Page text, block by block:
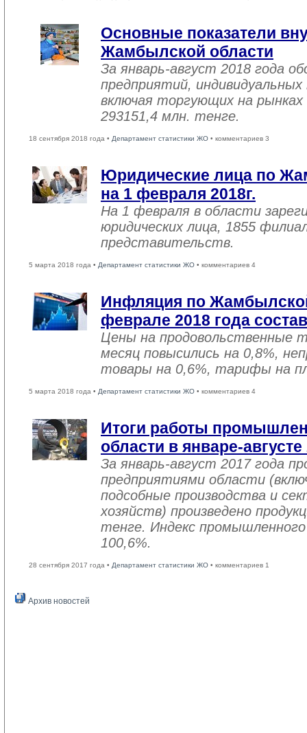
Основные показатели
Жамбылской области
За январь-август 2018 года
предприятий,
включая торгующих на рынках
293151,4 млн. тенге.
18 сентября 2018 года • Департамент статистики ЖО • комментариев 3
Юридические лица по
на 1 февраля 2018г.
На 1 февраля в области
юридических лица, 1855
представительств.
5 марта 2018 года • Департамент статистики ЖО • комментариев 4
Инфляция по
феврале 2018 года
Цены на продовольственные
месяц повысились на 0,8%,
товары на 0,6%, тарифы на
5 марта 2018 года • Департамент статистики ЖО • комментариев 4
Итоги работы
области в январе-августе
За январь-август 2017 года
предприятиями области
подсобные производства и
хозяйств) произведено
тенге. Индекс
100,6%.
28 сентября 2017 года • Департамент статистики ЖО • комментариев 1
Архив новостей